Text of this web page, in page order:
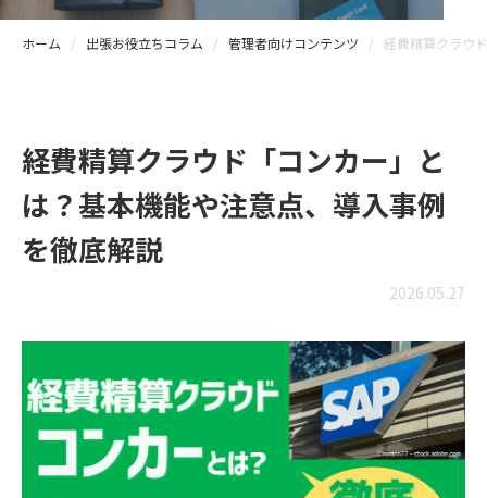
ホーム 出張お役立ちコラム 管理者向けコンテンツ 経費精算クラウ
経費精算クラウド「コンカー」と
は？基本機能や注意点、導入事例
を徹底解説
2026.05.27